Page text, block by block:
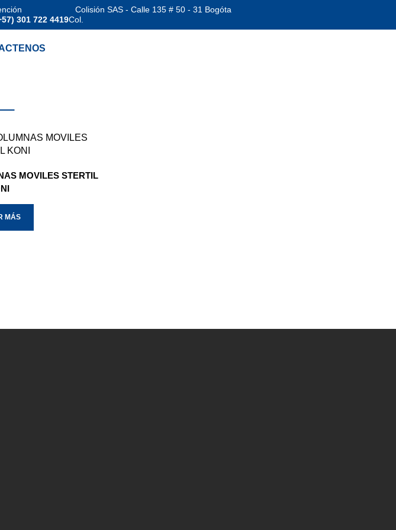
301 722 4419
Colisión SAS - Calle 135 # 50 - 31 Bogóta
Col.
MOVILES STERTIL
MÁS